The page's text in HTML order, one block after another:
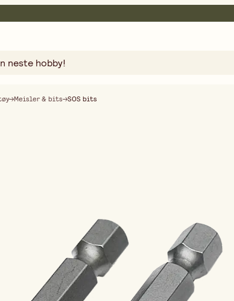
Meisler & bits SOS bits